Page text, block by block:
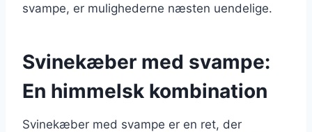
svampe, er mulighederne næsten uendelige.
Svinekæber med svampe:
En himmelsk kombination
Svinekæber med svampe er en ret, der